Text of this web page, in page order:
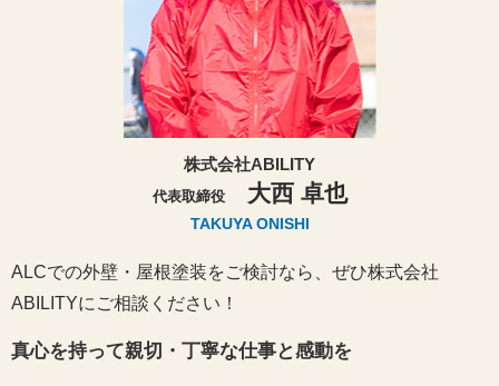
株式会社ABILITY
代表取締役 大西 卓也
TAKUYA ONISHI
ALCでの外壁・屋根塗装をご検討なら、ぜひ株式会社
ABILITYにご相談ください！
真心を持って親切・丁寧な仕事と感動を